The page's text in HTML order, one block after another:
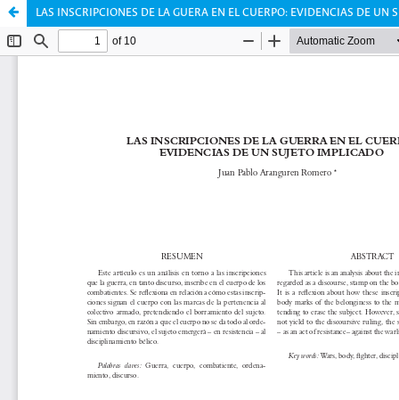
LAS INSCRIPCIONES DE LA GUERA EN EL CUERPO: EVIDENCIAS DE UN